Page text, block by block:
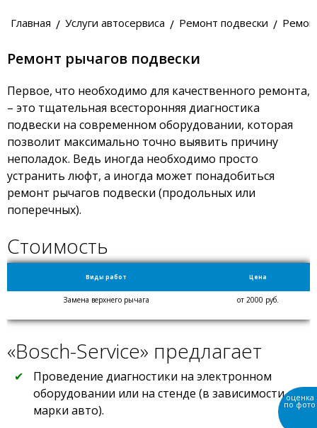
Главная Услуги автосервиса Ремонт подвески
Ремонт рычагов подвески
Первое, что необходимо для качественного ремонта,
– это тщательная всесторонняя диагностика
подвески на современном оборудовании, которая
позволит максимально точно выявить причину
неполадок. Ведь иногда необходимо просто
устранить люфт, а иногда может понадобиться
ремонт рычагов подвески (продольных или
поперечных).
Стоимость
Виды работ Цена
Замена верхнего рычага от 2000 руб.
«Bosch-Service» предлагает
Проведение диагностики на электронном
оборудовании или на стенде (в зависимости от
марки авто).